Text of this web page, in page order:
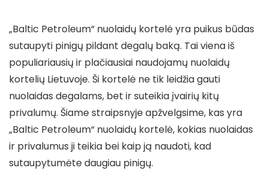
„Baltic Petroleum“ nuolaidų kortelė yra puikus būdas
sutaupyti pinigų pildant degalų baką. Tai viena iš
populiariausių ir plačiausiai naudojamų nuolaidų
kortelių Lietuvoje. Ši kortelė ne tik leidžia gauti
nuolaidas degalams, bet ir suteikia įvairių kitų
privalumų. Šiame straipsnyje apžvelgsime, kas yra
„Baltic Petroleum“ nuolaidų kortelė, kokias nuolaidas
ir privalumus ji teikia bei kaip ją naudoti, kad
sutaupytumėte daugiau pinigų.